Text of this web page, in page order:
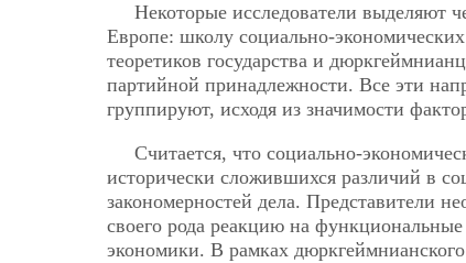
Некоторые исследователи выделяют
Европе: школу социально-
теоретиков государства и
партийной принадлежности. Все эти
группируют, исходя из значимости
Считается, что социально-
исторически сложившихся различий в
закономерностей дела. Представители
своего рода реакцию на функциональные
экономики. В рамках